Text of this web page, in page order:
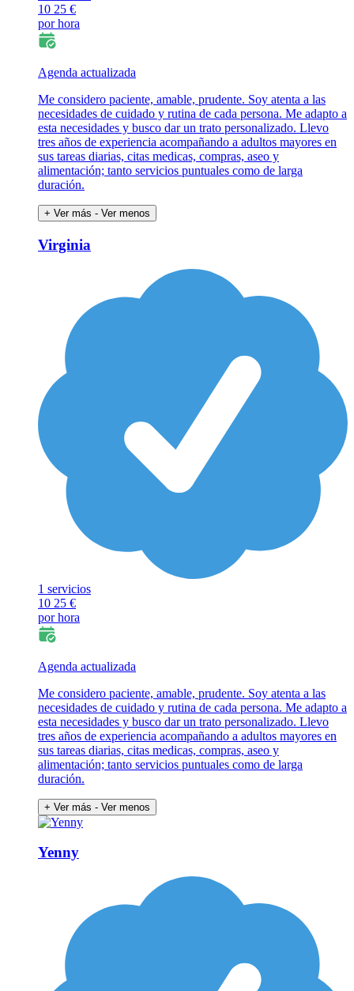
10 25 €
por hora
Agenda actualizada
Me considero paciente, amable, prudente. Soy atenta a las
necesidades de cuidado y rutina de cada persona. Me adapto a
esta necesidades y busco dar un trato personalizado. Llevo
tres años de experiencia acompañando a adultos mayores en
sus tareas diarias, citas medicas, compras, aseo y
alimentación; tanto servicios puntuales como de larga
duración.
+ Ver más - Ver menos
Virginia
1 servicios
10 25 €
por hora
Agenda actualizada
Me considero paciente, amable, prudente. Soy atenta a las
necesidades de cuidado y rutina de cada persona. Me adapto a
esta necesidades y busco dar un trato personalizado. Llevo
tres años de experiencia acompañando a adultos mayores en
sus tareas diarias, citas medicas, compras, aseo y
alimentación; tanto servicios puntuales como de larga
duración.
+ Ver más - Ver menos
Yenny